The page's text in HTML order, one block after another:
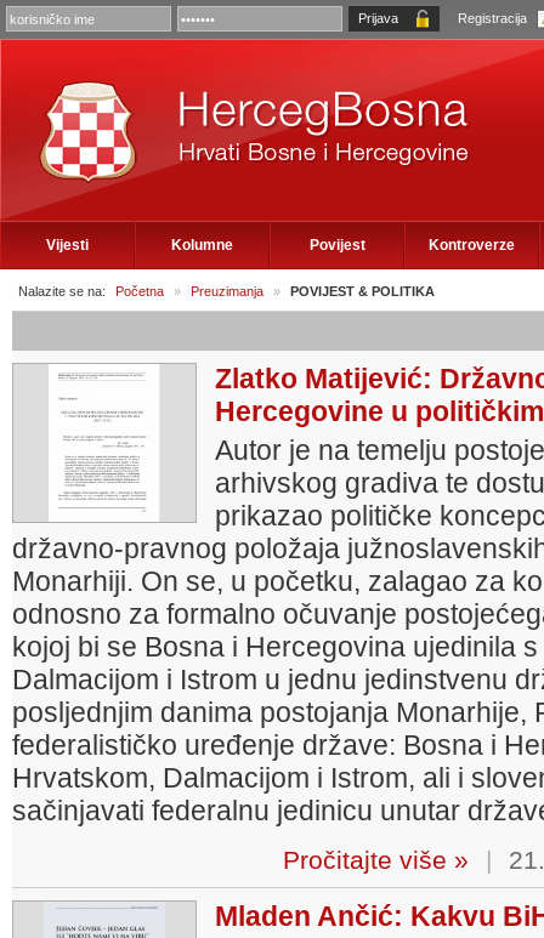
Registracija
Vijesti Kolumne Povijest Kontroverze
Nalazite se na: Početna » Preuzimanja » POVIJEST & POLITIKA
Zlatko Matijević:
Hercegovine u
Autor je na temelju
arhivskog gradiva te
prikazao političke
državno-pravnog položaja
Monarhiji. On se, u početku, zalagao za
odnosno za formalno očuvanje
kojoj bi se Bosna i Hercegovina ujedinila
Dalmacijom i Istrom u jednu jedinstvenu
posljednjim danima postojanja Monarhije,
federalističko uređenje države: Bosna i
Hrvatskom, Dalmacijom i Istrom, ali i
sačinjavati federalnu jedinicu unutar
Pročitajte više » |
Mladen Ančić: Kakvu